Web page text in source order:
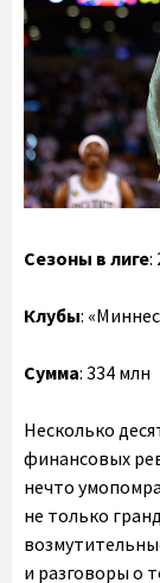
Сезоны в лиге:
Клубы:
Сумма: 334 млн
Несколько
финансовых
нечто
не только
и разговоры о